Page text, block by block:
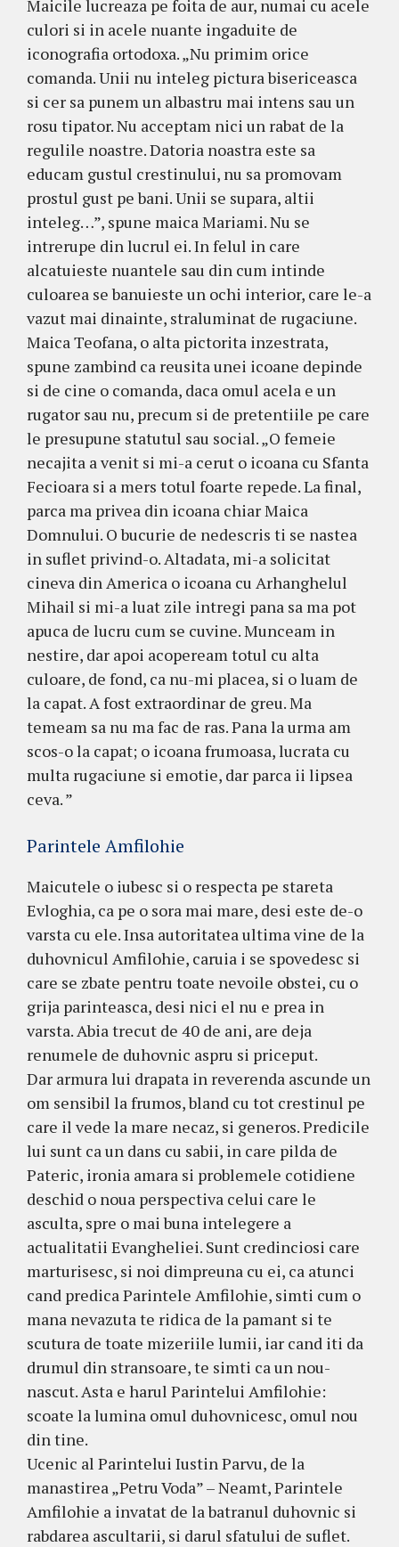
Maicile lucreaza pe foita de aur, numai cu acele
culori si in acele nuante ingaduite de
iconografia ortodoxa. „Nu primim orice
comanda. Unii nu inteleg pictura bisericeasca
si cer sa punem un albastru mai intens sau un
rosu tipator. Nu acceptam nici un rabat de la
regulile noastre. Datoria noastra este sa
educam gustul crestinului, nu sa promovam
prostul gust pe bani. Unii se supara, altii
inteleg…”, spune maica Mariami. Nu se
intrerupe din lucrul ei. In felul in care
alcatuieste nuantele sau din cum intinde
culoarea se banuieste un ochi interior, care le-a
vazut mai dinainte, straluminat de rugaciune.
Maica Teofana, o alta pictorita inzestrata,
spune zambind ca reusita unei icoane depinde
si de cine o comanda, daca omul acela e un
rugator sau nu, precum si de pretentiile pe care
le presupune statutul sau social. „O femeie
necajita a venit si mi-a cerut o icoana cu Sfanta
Fecioara si a mers totul foarte repede. La final,
parca ma privea din icoana chiar Maica
Domnului. O bucurie de nedescris ti se nastea
in suflet privind-o. Altadata, mi-a solicitat
cineva din America o icoana cu Arhanghelul
Mihail si mi-a luat zile intregi pana sa ma pot
apuca de lucru cum se cuvine. Munceam in
nestire, dar apoi acopeream totul cu alta
culoare, de fond, ca nu-mi placea, si o luam de
la capat. A fost extraordinar de greu. Ma
temeam sa nu ma fac de ras. Pana la urma am
scos-o la capat; o icoana frumoasa, lucrata cu
multa rugaciune si emotie, dar parca ii lipsea
ceva. ”
Parintele Amfilohie
Maicutele o iubesc si o respecta pe stareta
Evloghia, ca pe o sora mai mare, desi este de-o
varsta cu ele. Insa autoritatea ultima vine de la
duhovnicul Amfilohie, caruia i se spovedesc si
care se zbate pentru toate nevoile obstei, cu o
grija parinteasca, desi nici el nu e prea in
varsta. Abia trecut de 40 de ani, are deja
renumele de duhovnic aspru si priceput.
Dar armura lui drapata in reverenda ascunde un
om sensibil la frumos, bland cu tot crestinul pe
care il vede la mare necaz, si generos. Predicile
lui sunt ca un dans cu sabii, in care pilda de
Pateric, ironia amara si problemele cotidiene
deschid o noua perspectiva celui care le
asculta, spre o mai buna intelegere a
actualitatii Evangheliei. Sunt credinciosi care
marturisesc, si noi dimpreuna cu ei, ca atunci
cand predica Parintele Amfilohie, simti cum o
mana nevazuta te ridica de la pamant si te
scutura de toate mizeriile lumii, iar cand iti da
drumul din stransoare, te simti ca un nou-
nascut. Asta e harul Parintelui Amfilohie:
scoate la lumina omul duhovnicesc, omul nou
din tine.
Ucenic al Parintelui Iustin Parvu, de la
manastirea „Petru Voda” – Neamt, Parintele
Amfilohie a invatat de la batranul duhovnic si
rabdarea ascultarii, si darul sfatului de suflet.